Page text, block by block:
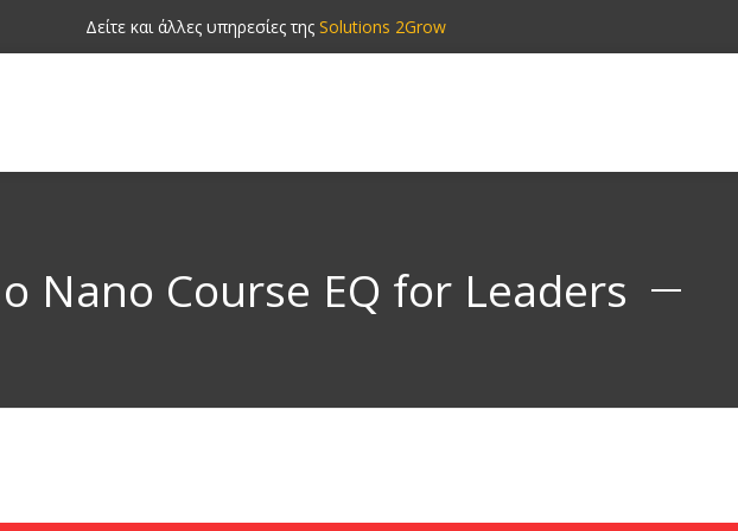
Δείτε και άλλες υπηρεσίες της Solutions 2Grow
Nano Course EQ for Leaders